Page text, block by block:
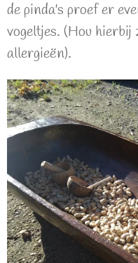
de pinda's proef er
vogeltjes. (Hou
allergieën).